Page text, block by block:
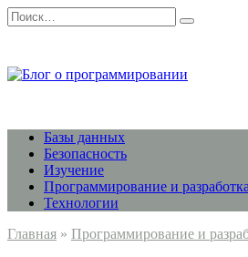
Перейти
к
Search
for:
Базы данных
Безопасность
Изучение
Программирование и разработка
Технологии
Главная » Программирование и